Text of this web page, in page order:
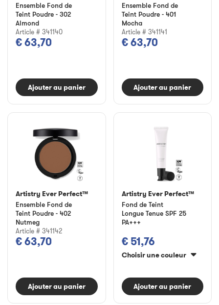
Ensemble Fond de
Teint Poudre - 302
Almond
Article # 341140
€ 63,70
Ajouter au panier
Ensemble Fond de
Teint Poudre - 401
Mocha
Article # 341141
€ 63,70
Ajouter au panier
Artistry Ever Perfect™
Ensemble Fond de
Teint Poudre - 402
Nutmeg
Article # 341142
€ 63,70
Ajouter au panier
Artistry Ever Perfect™
Fond de Teint
Longue Tenue SPF 25
PA+++
€ 51,76
Choisir une couleur
Ajouter au panier